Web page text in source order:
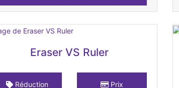
Eraser VS Ruler
Réduction Prix